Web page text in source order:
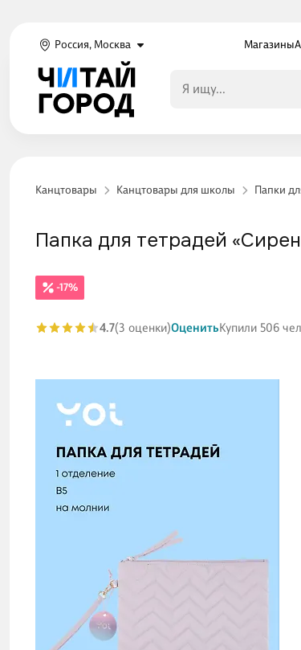
Россия, Москва Магазины
Канцтовары Канцтовары для школы Папки
-17%
Папка для тетрадей
4.7(3 оценки)ОценитьКупили 506